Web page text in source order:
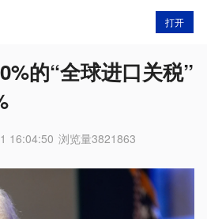
打开
的“全球进口关税”
16:04:50 浏览量3821863